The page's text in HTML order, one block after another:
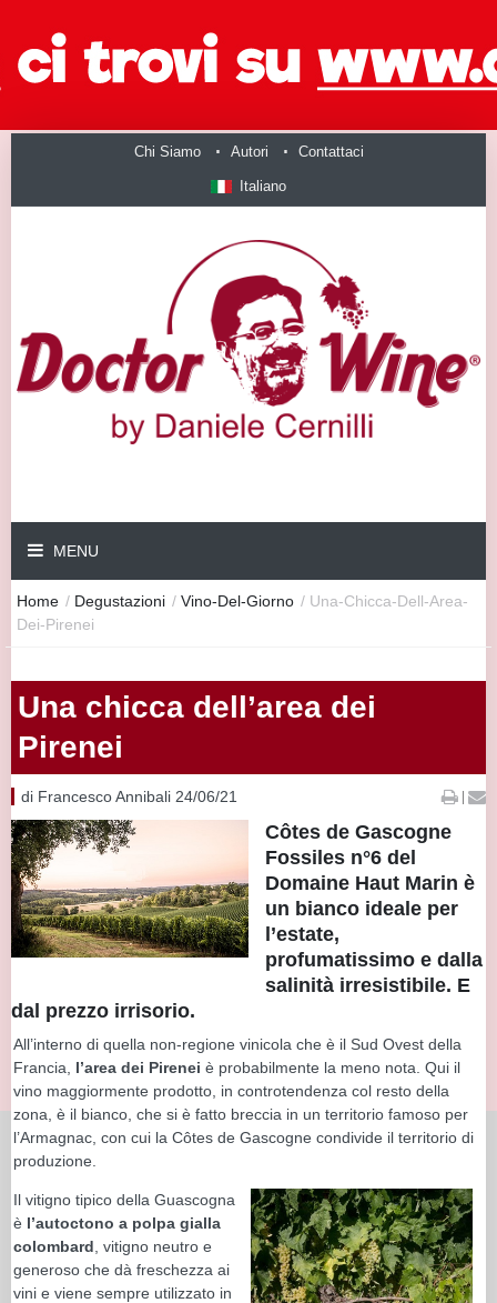
Chi Siamo Autori Contattaci
Italiano
MENU
Home / Degustazioni / Vino-Del-Giorno / Una-Chicca-Dell-Area-
Dei-Pirenei
Una chicca dell’area dei
Pirenei
di Francesco Annibali 24/06/21 |
Côtes de Gascogne
Fossiles n°6 del
Domaine Haut Marin è
un bianco ideale per
l’estate,
profumatissimo e dalla
salinità irresistibile. E
dal prezzo irrisorio.
All’interno di quella non-regione vinicola che è il Sud Ovest della
Francia, l’area dei Pirenei è probabilmente la meno nota. Qui il
vino maggiormente prodotto, in controtendenza col resto della
zona, è il bianco, che si è fatto breccia in un territorio famoso per
l’Armagnac, con cui la Côtes de Gascogne condivide il territorio di
produzione.
Il vitigno tipico della Guascogna
è l’autoctono a polpa gialla
colombard , vitigno neutro e
generoso che dà freschezza ai
vini e viene sempre utilizzato in